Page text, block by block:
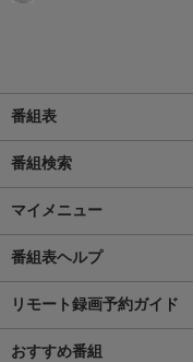
番組表
番組検索
マイメニュー
番組表ヘルプ
リモート録画予約ガイド
おすすめ番組